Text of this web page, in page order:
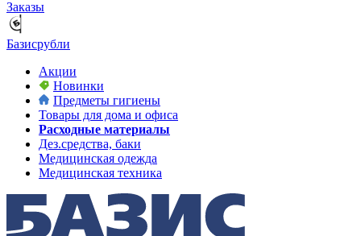
Заказы
Базисрубли
Акции
Новинки
Предметы гигиены
Товары для дома и офиса
Расходные материалы
Дез.средства, баки
Медицинская одежда
Медицинская техника